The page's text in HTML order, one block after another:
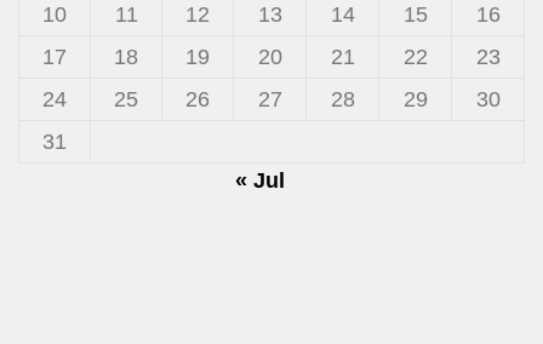
10
11 12 13 14 15
16
17
18 19 20 21 22
23
24
25 26 27 28 29
30
31
« Jul